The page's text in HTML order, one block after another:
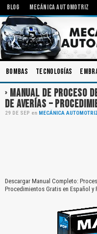
BLOG MECÁNICA AUTOMOTRIZ
Bombas Tecnologías
MANUAL DE PROCESO
DE AVERÍAS –
29 DE SEP en MECÁNICA
Descargar Manual Completo:
Procedimientos Gratis en Español y